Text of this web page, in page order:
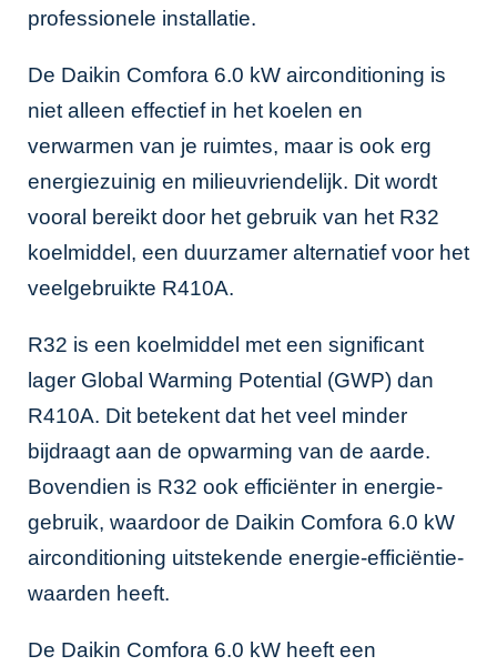
professionele installatie.
De Daikin Comfora 6.0 kW airconditioning is
niet alleen effectief in het koelen en
verwarmen van je ruimtes, maar is ook erg
energiezuinig en milieuvriendelijk. Dit wordt
vooral bereikt door het gebruik van het R32
koelmiddel, een duurzamer alternatief voor het
veelgebruikte R410A.
R32 is een koelmiddel met een significant
lager Global Warming Potential (GWP) dan
R410A. Dit betekent dat het veel minder
bijdraagt aan de opwarming van de aarde.
Bovendien is R32 ook efficiënter in energie-
gebruik, waardoor de Daikin Comfora 6.0 kW
airconditioning uitstekende energie-efficiëntie-
waarden heeft.
De Daikin Comfora 6.0 kW heeft een